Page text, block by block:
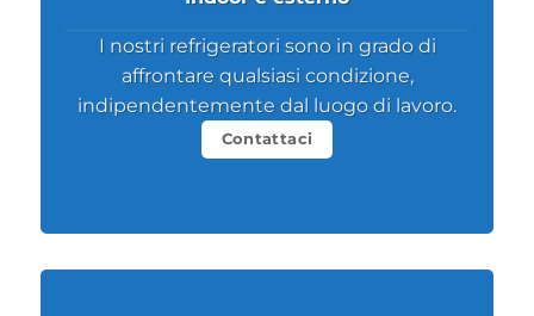
I nostri refrigeratori sono in grado di
affrontare qualsiasi condizione,
indipendentemente dal luogo di lavoro.
Contattaci